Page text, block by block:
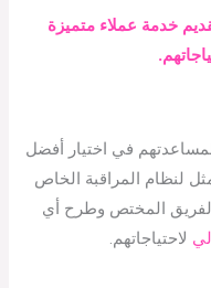
خدمة عملاء متميزة
في اختيار أفضل
لنظام المراقبة الخاص
الفريق المختص وطرح أي
لاحتياجاتهم.